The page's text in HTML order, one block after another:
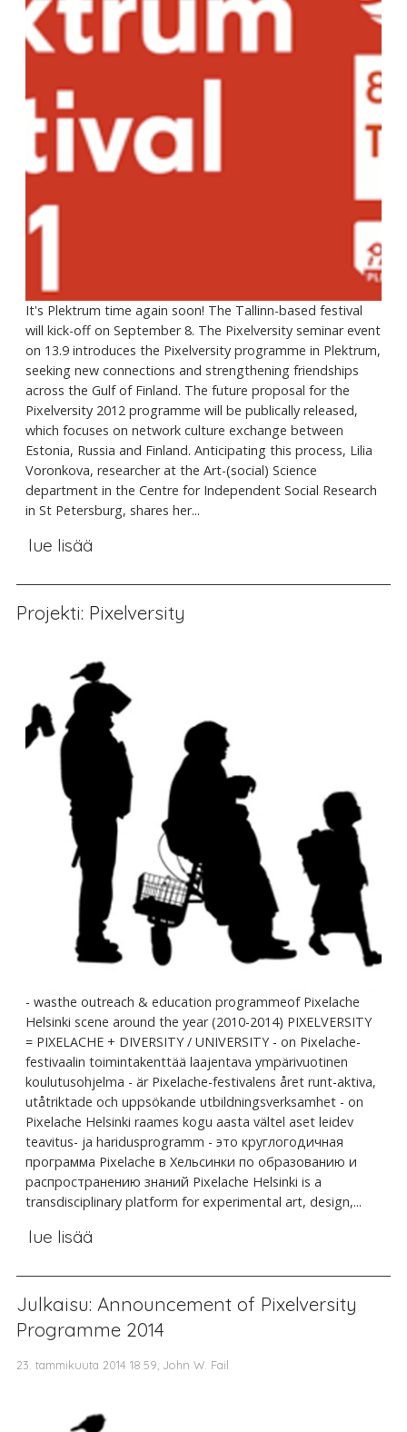
It's Plektrum time again soon! The Tallinn-based festival
will kick-off on September 8. The Pixelversity seminar event
on 13.9 introduces the Pixelversity programme in Plektrum,
seeking new connections and strengthening friendships
across the Gulf of Finland. The future proposal for the
Pixelversity 2012 programme will be publically released,
which focuses on network culture exchange between
Estonia, Russia and Finland. Anticipating this process, Lilia
Voronkova, researcher at the Art-(social) Science
department in the Centre for Independent Social Research
in St Petersburg, shares her...
lue lisää
Projekti: Pixelversity
- wasthe outreach & education programmeof Pixelache
Helsinki scene around the year (2010-2014) PIXELVERSITY
= PIXELACHE + DIVERSITY / UNIVERSITY - on Pixelache-
festivaalin toimintakenttää laajentava ympärivuotinen
koulutusohjelma - är Pixelache-festivalens året runt-aktiva,
utåtriktade och uppsökande utbildningsverksamhet - on
Pixelache Helsinki raames kogu aasta vältel aset leidev
teavitus- ja haridusprogramm - это круглогодичная
программа Pixelache в Хельсинки по образованию и
распространению знаний Pixelache Helsinki is a
transdisciplinary platform for experimental art, design,...
lue lisää
Julkaisu: Announcement of Pixelversity
Programme 2014
23. tammikuuta 2014 18.59, John W. Fail